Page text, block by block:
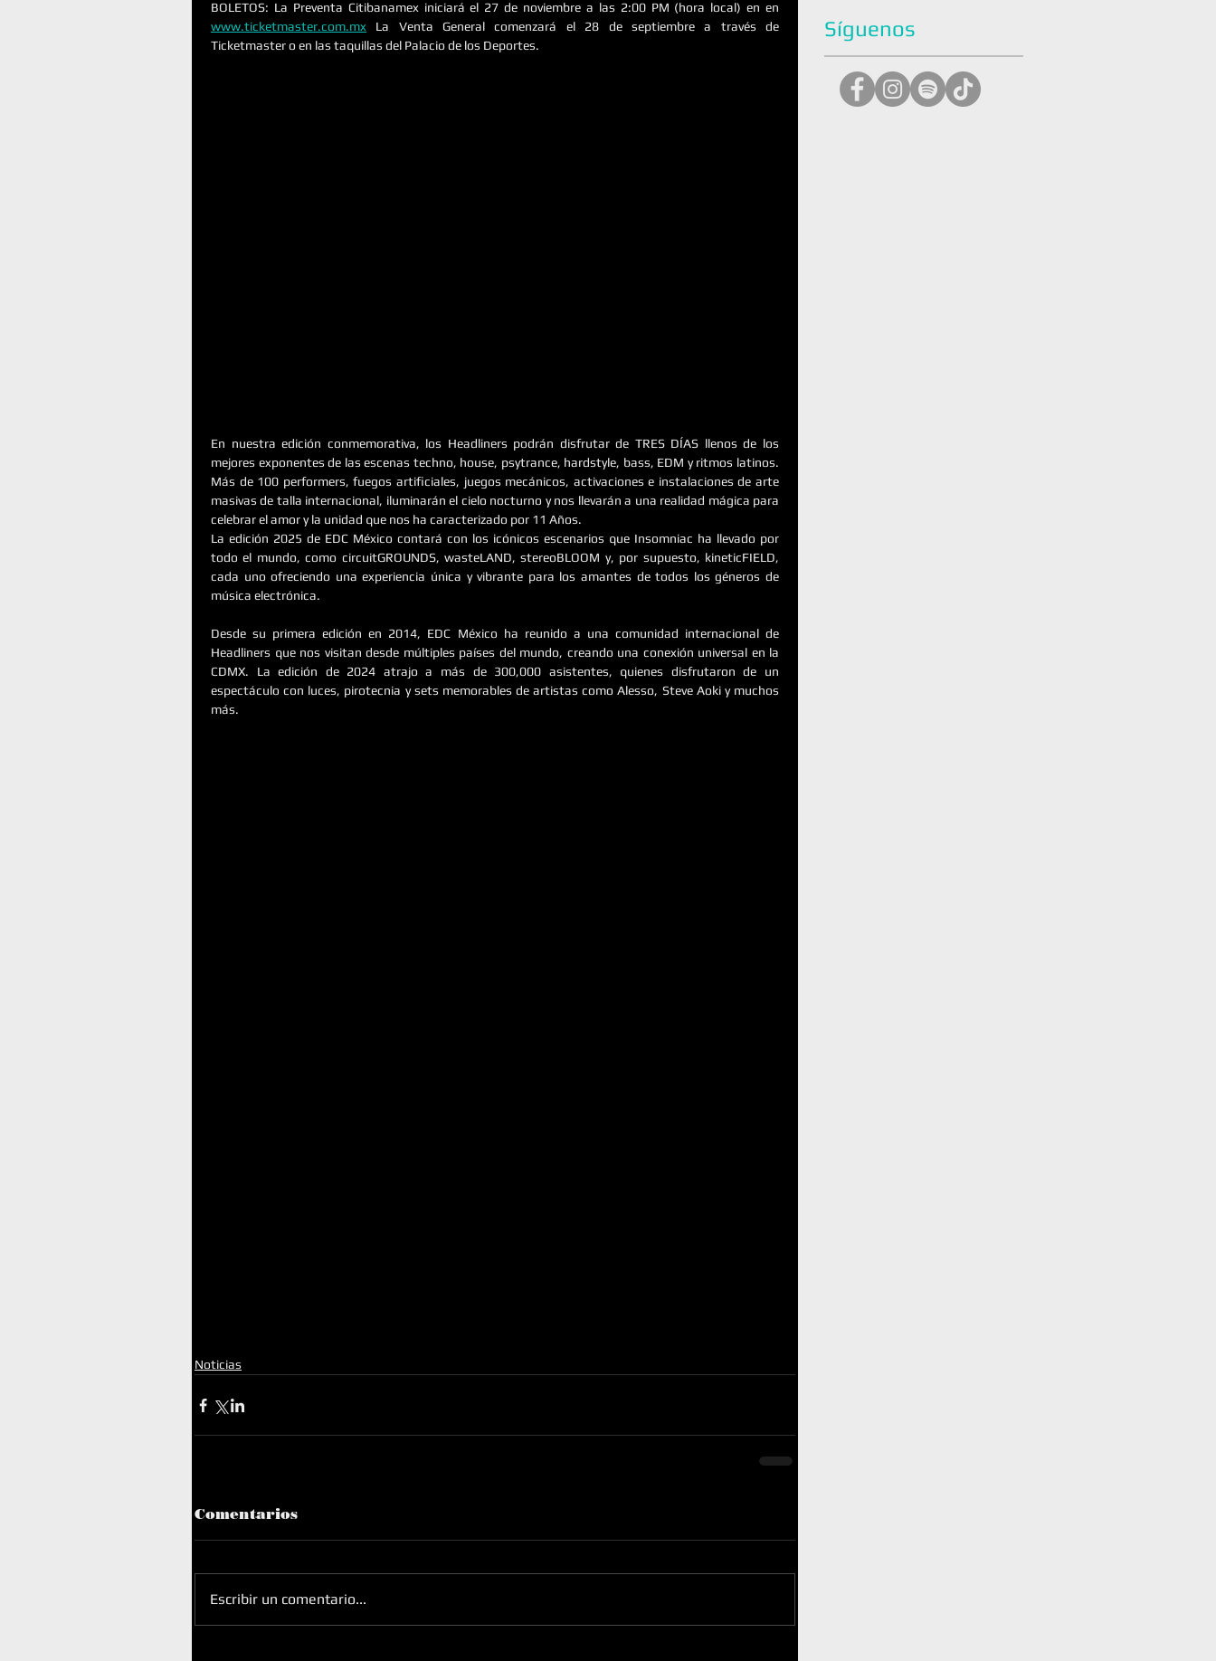
www.ticketmaster.com.mx La Venta General comenzará el 28 de septiembre a través de
Ticketmaster o en las taquillas del Palacio de los Deportes.
En nuestra edición conmemorativa, los Headliners podrán disfrutar de TRES DÍAS llenos de los
mejores exponentes de las escenas techno, house, psytrance, hardstyle, bass, EDM y ritmos latinos.
Más de 100 performers, fuegos artificiales, juegos mecánicos, activaciones e instalaciones de arte
masivas de talla internacional, iluminarán el cielo nocturno y nos llevarán a una realidad mágica para
celebrar el amor y la unidad que nos ha caracterizado por 11 Años.
La edición 2025 de EDC México contará con los icónicos escenarios que Insomniac ha llevado por
todo el mundo, como circuitGROUNDS, wasteLAND, stereoBLOOM y, por supuesto, kineticFIELD,
cada uno ofreciendo una experiencia única y vibrante para los amantes de todos los géneros de
música electrónica.
Desde su primera edición en 2014, EDC México ha reunido a una comunidad internacional de
Headliners que nos visitan desde múltiples países del mundo, creando una conexión universal en la
CDMX. La edición de 2024 atrajo a más de 300,000 asistentes, quienes disfrutaron de un
espectáculo con luces, pirotecnia y sets memorables de artistas como Alesso, Steve Aoki y muchos
más.
Noticias
Comentarios
Escribir un comentario...
Síguenos